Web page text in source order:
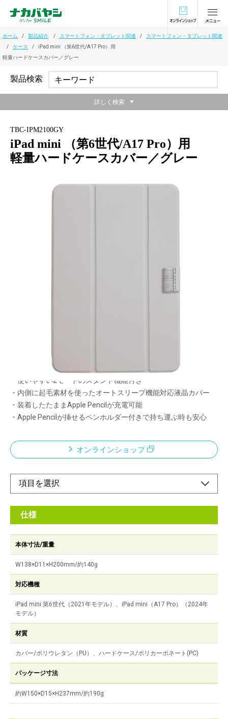
オンラインショ
ホーム 製品紹介 スマートフォン・タブレット関連
スマートフォン・タブレット関連
ケース
iPad mini （第6世代/A17 Pro）用
軽量ハードケースカバー／グレー
TBC-IPM2100GY
iPad mini （第6世代/A17 Pro）用
軽量ハードケースカバー／グレー
・クリアタイプのハードケース。背面部分は指紋やキズが付きに
くい艶消し仕様
・使いやすい2モードのスタンド機能付き
・内側に起毛素材を使ったオートスリープ機能対応液晶カバー
・装着したたままApple Pencilが充電可能
・Apple Pencilが挿せるペンホルダー付きで持ち運ぶ時も安心
オンラインショップ
仕様
本体寸法/重量
W138×D11×H200mm/約140g
対応機種
iPad mini 第6世代（2021年モデル）、iPad mini（A17 Pro）（2024年
モデル）
材質
カバー/ポリウレタン（PU）、ハードケース/ポリカーボネート(PC)
パッケージ寸法
約W150×D15×H237mm/約190g
製品検索
詳しく検索